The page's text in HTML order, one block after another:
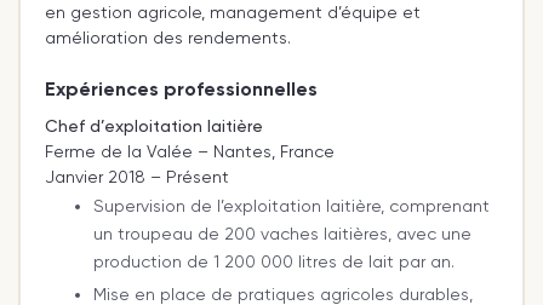
en gestion agricole, management d’équipe et
amélioration des rendements.
Expériences professionnelles
Chef d’exploitation laitière
Ferme de la Valée – Nantes, France
Janvier 2018 – Présent
Supervision de l’exploitation laitière, comprenant
un troupeau de 200 vaches laitières, avec une
production de 1 200 000 litres de lait par an.
Mise en place de pratiques agricoles durables,